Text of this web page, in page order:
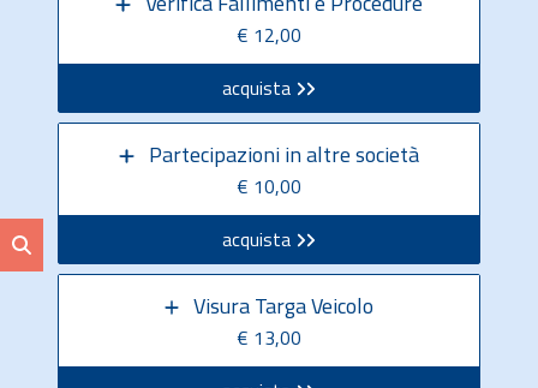
€ 12,00
acquista
Partecipazioni in altre società
€ 10,00
acquista
Visura Targa Veicolo
€ 13,00